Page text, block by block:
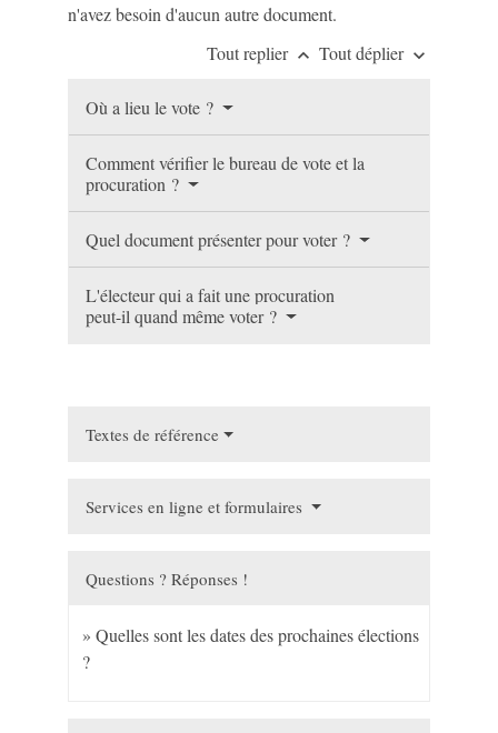
n'avez besoin d'aucun autre document.
Tout replier keyboard_arrow_up Tout déplier keyboard_arrow_down
Où a lieu le vote ?
Comment vérifier le bureau de vote et la
procuration ?
Quel document présenter pour voter ?
L'électeur qui a fait une procuration
peut-il quand même voter ?
Textes de référence
Services en ligne et formulaires
Questions ? Réponses !
Quelles sont les dates des prochaines élections
?